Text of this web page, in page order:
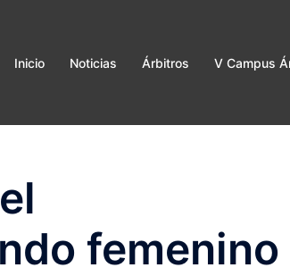
Inicio Noticias Árbitros V Campus
femenino